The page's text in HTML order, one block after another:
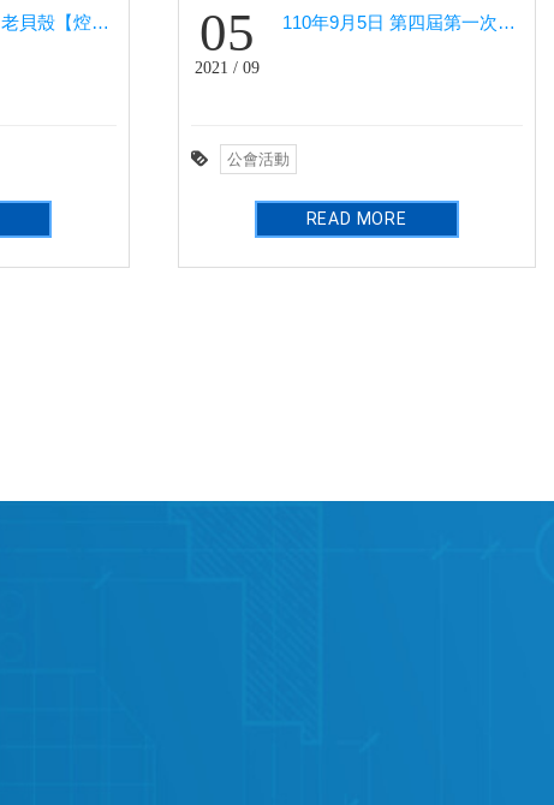
110年10月31日 老貝殼【焢窯搶金戰】 - 健行社 05
2021 / 09
110年9月5日 第四屆第一次會員大會－鉑宴會館
公會活動
READ MORE